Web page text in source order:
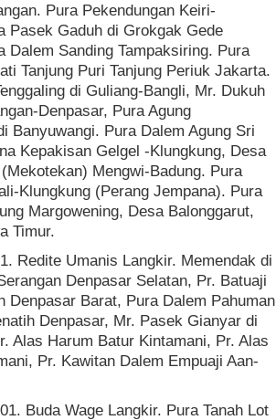
Pura Pekendungan Keiri-
Pasek Gaduh di Grokgak Gede
Dalem Sanding Tampaksiring. Pura
Tanjung Puri Tanjung Periuk Jakarta.
di Guliang-Bangli, Mr. Dukuh
Denpasar, Pura Agung
Banyuwangi. Pura Dalem Agung Sri
Kepakisan Gelgel -Klungkung, Desa
Mengwi-Badung. Pura
Klungkung (Perang Jempana). Pura
Margowening, Desa Balonggarut,
Timur.
Redite Umanis Langkir. Memendak di
Denpasar Selatan, Pr. Batuaji
Denpasar Barat, Pura Dalem Pahuman
Denpasar, Mr. Pasek Gianyar di
Alas Harum Batur Kintamani, Pr. Alas
Pr. Kawitan Dalem Empuaji Aan-
Buda Wage Langkir. Pura Tanah Lot